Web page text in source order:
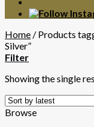
Home / Products
Silver”
Filter
Showing the single
Browse